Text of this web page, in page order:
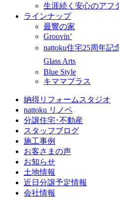
生涯続く安心のアフ
ラインナップ
最響の家
Groovin’
nattoku住宅25周年記
Glass Arts
Blue Style
キママプラス
納得リフォームスタジオ
nattoku リノベ
分譲住宅･不動産
スタッフブログ
施工事例
お客さまの声
お知らせ
土地情報
近日分譲予定情報
会社情報